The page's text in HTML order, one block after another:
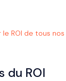
le ROI de tous
du ROI